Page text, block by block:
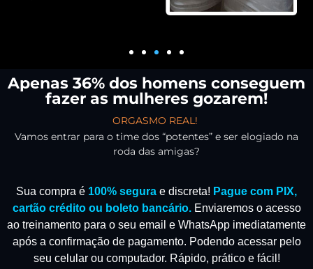
Apenas 36% dos homens conseguem
fazer as mulheres gozarem!
ORGASMO REAL!
Vamos entrar para o time dos “potentes” e ser elogiado na
roda das amigas?
Sua compra é 100% segura e discreta! Pague com PIX,
cartão crédito ou boleto bancário. Enviaremos o acesso
ao treinamento para o seu email e WhatsApp imediatamente
após a confirmação de pagamento. Podendo acessar pelo
seu celular ou computador. Rápido, prático e fácil!